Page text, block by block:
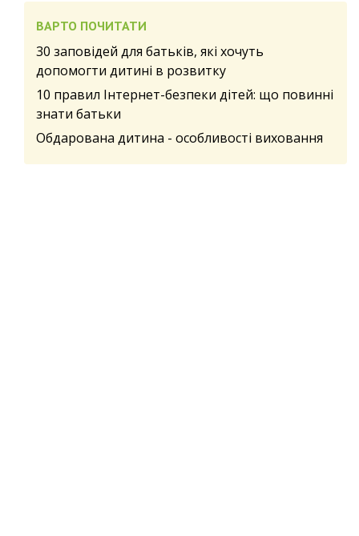
ВАРТО ПОЧИТАТИ
30 заповідей для батьків, які хочуть
допомогти дитині в розвитку
10 правил Інтернет-безпеки дітей: що повинні
знати батьки
Обдарована дитина - особливості виховання